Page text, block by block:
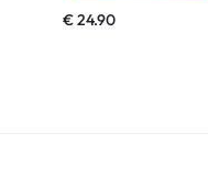
€24.90